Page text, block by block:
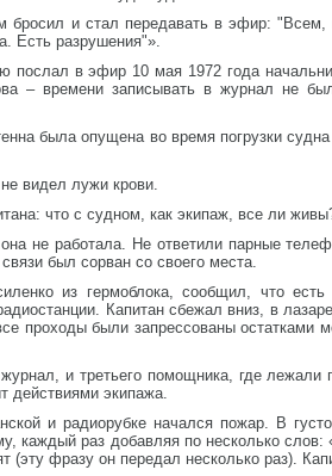
бросил и стал передавать в эфир:
Есть разрушения"».
послал в эфир 10 мая 1972 года
– времени записывать в журнал не
была опущена во время погрузки
видел лужи крови.
что с судном, как экипаж, все ли
не работала. Не ответили парные
был сорван со своего места.
из гермоблока, сообщил, что
Капитан сбежал вниз, в
проходы были запрессованы остатками
и третьего помощника, где лежали
действиями экипажа.
и радиорубке начался пожар. В
каждый раз добавляя по несколько
фразу он передал несколько раз).